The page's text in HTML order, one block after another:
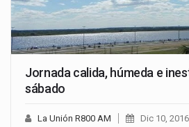
Jornada calida, húmeda e
sábado
La Unión R800 AM Dic 10, 2016